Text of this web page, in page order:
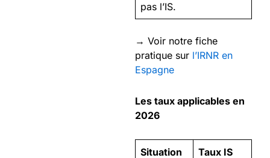
pas l’IS.
→ Voir notre fiche
pratique sur l’IRNR en
Espagne
Les taux applicables en
2026
Situation Taux IS